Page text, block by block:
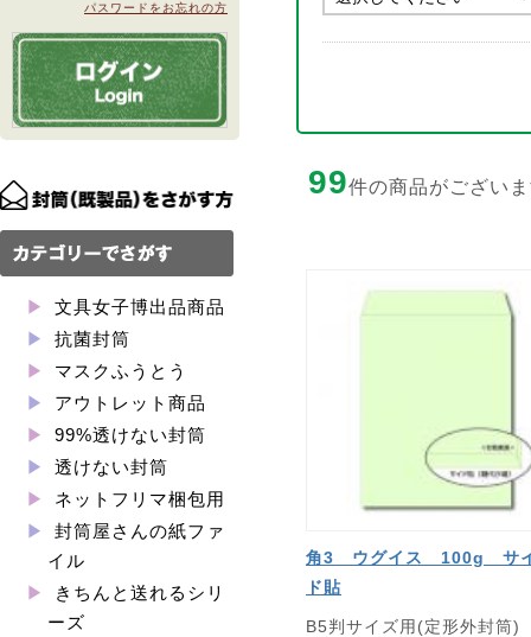
パスワードをお忘れの方
文具女子博出品商品
抗菌封筒
マスクふうとう
アウトレット商品
99%透けない封筒
透けない封筒
ネットフリマ梱包用
封筒屋さんの紙ファ
イル
きちんと送れるシリ
ーズ
99件の商品がござい
角3 ウグイス 100g サ
ド貼
B5判サイズ用(定形外封筒)